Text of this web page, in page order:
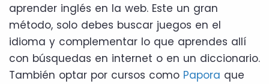
aprender inglés en la web. Este un gran
método, solo debes buscar juegos en el
idioma y complementar lo que aprendes allí
con búsquedas en internet o en un diccionario.
También optar por cursos como Papora que